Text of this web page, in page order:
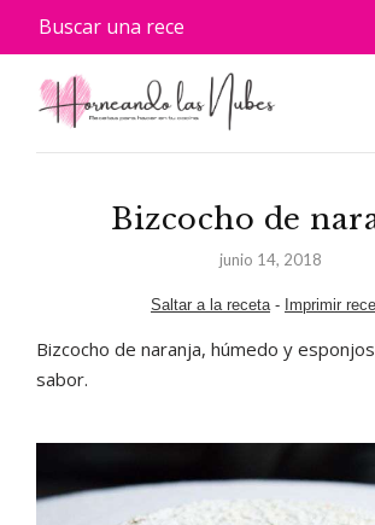
Bizcocho de
junio 14, 2018
Saltar a la receta- Imprimir
Bizcocho de naranja, húmedo y
sabor.